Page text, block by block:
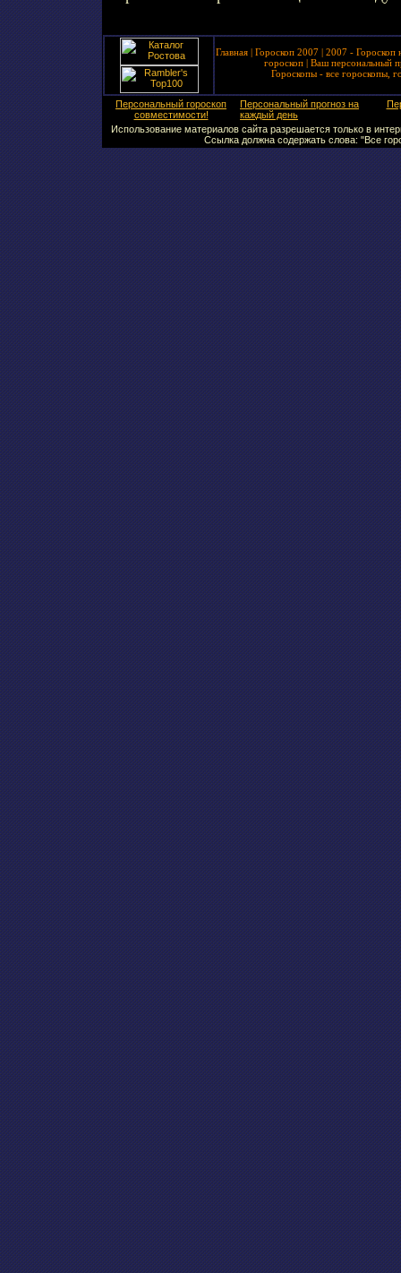
Главная | Гороскоп 2007 | 2007 - Гороскоп
гороскоп| Ваш персональный
Гороскопы - все гороскопы,
Персональный гороскоп
совместимости!
Персональный прогноз на
каждый день
Использование материалов сайта разрешается только в
Ссылка должна содержать слова: "Все